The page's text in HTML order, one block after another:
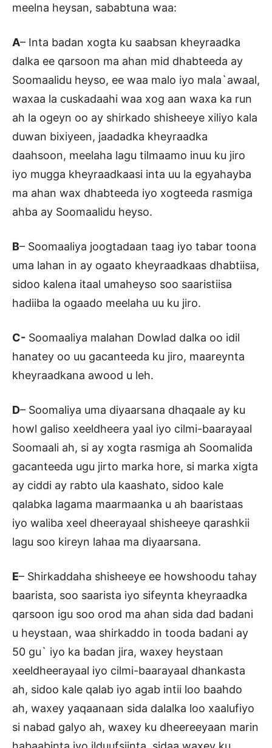
meelna heysan, sababtuna waa:
A– Inta badan xogta ku saabsan kheyraadka
dalka ee qarsoon ma ahan mid dhabteeda ay
Soomaalidu heyso, ee waa malo iyo mala`awaal,
waxaa la cuskadaahi waa xog aan waxa ka run
ah la ogeyn oo ay shirkado shisheeye xiliyo kala
duwan bixiyeen, jaadadka kheyraadka
daahsoon, meelaha lagu tilmaamo inuu ku jiro
iyo mugga kheyraadkaasi inta uu la egyahayba
ma ahan wax dhabteeda iyo xogteeda rasmiga
ahba ay Soomaalidu heyso.
B– Soomaaliya joogtadaan taag iyo tabar toona
uma lahan in ay ogaato kheyraadkaas dhabtiisa,
sidoo kalena itaal umaheyso soo saaristiisa
hadiiba la ogaado meelaha uu ku jiro.
C- Soomaaliya malahan Dowlad dalka oo idil
hanatey oo uu gacanteeda ku jiro, maareynta
kheyraadkana awood u leh.
D– Soomaliya uma diyaarsana dhaqaale ay ku
howl galiso xeeldheera yaal iyo cilmi-baarayaal
Soomaali ah, si ay xogta rasmiga ah Soomalida
gacanteeda ugu jirto marka hore, si marka xigta
ay ciddi ay rabto ula kaashato, sidoo kale
qalabka lagama maarmaanka u ah baaristaas
iyo waliba xeel dheerayaal shisheeye qarashkii
lagu soo kireyn lahaa ma diyaarsana.
E– Shirkaddaha shisheeye ee howshoodu tahay
baarista, soo saarista iyo sifeynta kheyraadka
qarsoon igu soo orod ma ahan sida dad badani
u heystaan, waa shirkaddo in tooda badani ay
50 gu` iyo ka badan jira, waxey heystaan
xeeldheerayaal iyo cilmi-baarayaal dhankasta
ah, sidoo kale qalab iyo agab intii loo baahdo
ah, waxey yaqaanaan sida dalalka loo xaalufiyo
si nabad galyo ah, waxey ku dheereeyaan marin